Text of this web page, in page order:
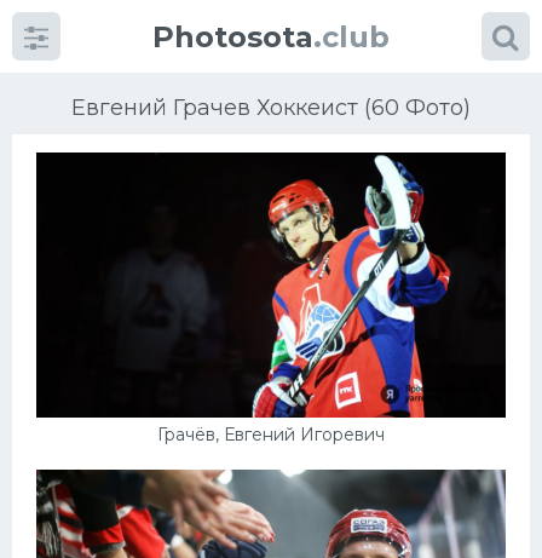
Photosota.club
Евгений Грачев Хоккеист (60 Фото)
Грачёв, Евгений Игоревич
Хоккей
Велогонки